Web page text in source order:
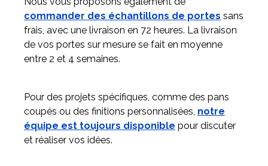
commander des échantillons de portes sans
frais, avec une livraison en 72 heures. La livraison
de vos portes sur mesure se fait en moyenne
entre 2 et 4 semaines.
Pour des projets spécifiques, comme des pans
coupés ou des finitions personnalisées, notre
équipe est toujours disponible pour discuter
et réaliser vos idées.